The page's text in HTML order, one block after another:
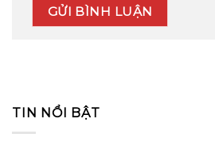
TIN NỔI BẬT